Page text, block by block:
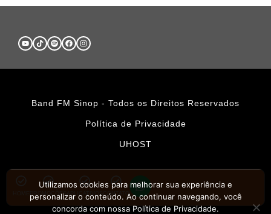
Band FM Sinop - Todos os Direitos Reservados
Política de Privacidade
UHOST
PROMOÇÕESAPLICATIVOS CONTATO
Utilizamos cookies para melhorar sua experiência e
personalizar o conteúdo. Ao continuar navegando, você
concorda com nossa Política de Privacidade.